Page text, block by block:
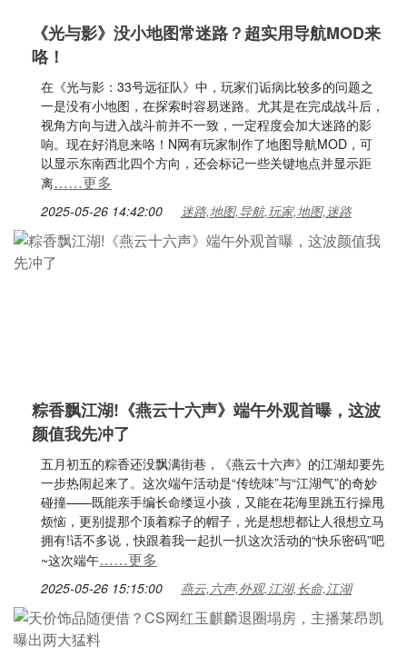
《光与影》没小地图常迷路？超实用导航MOD来
咯！
在《光与影：33号远征队》中，玩家们诟病比较多的问题之
一是没有小地图，在探索时容易迷路。尤其是在完成战斗后，
视角方向与进入战斗前并不一致，一定程度会加大迷路的影
响。现在好消息来咯！N网有玩家制作了地图导航MOD，可
以显示东南西北四个方向，还会标记一些关键地点并显示距
离……更多
2025-05-26 14:42:00 迷路,地图,导航,玩家,地图,迷路
粽香飘江湖!《燕云十六声》端午外观首曝，这波
颜值我先冲了
五月初五的粽香还没飘满街巷，《燕云十六声》的江湖却要先
一步热闹起来了。这次端午活动是“传统味”与“江湖气”的奇妙
碰撞——既能亲手编长命缕逗小孩，又能在花海里跳五行操甩
烦恼，更别提那个顶着粽子的帽子，光是想想都让人很想立马
拥有!话不多说，快跟着我一起扒一扒这次活动的“快乐密码”吧
~这次端午……更多
2025-05-26 15:15:00 燕云,六声,外观,江湖,长命,江湖